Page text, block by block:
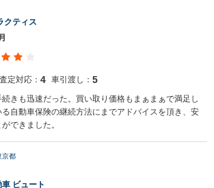
クティス
査定対応： 4 車引渡し： 5
きも迅速だった。買い取り価格もまぁまぁで満足し
自動車保険の継続方法にまでアドバイスを頂き、安
できました。
京都
ビュート